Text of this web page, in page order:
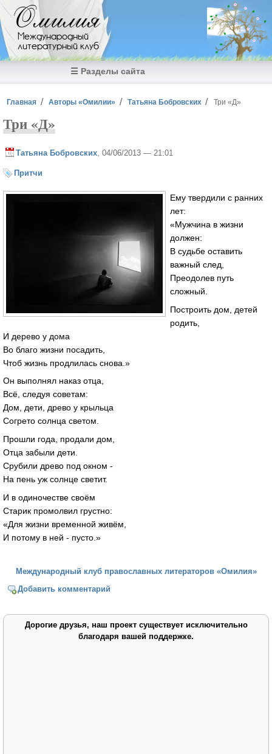
Перейти к основному содержанию
Омилия
Международный
литературный клуб
☰ Разделы сайта
Вы здесь
Главная Авторы «Омилии» Татьяна Бобровских Три «Д»
Три «Д»
Татьяна Бобровских , 04/06/2013 — 21:01
Притчи
Ему твердили с ранних
лет:
«Мужчина в жизни
должен:
В судьбе оставить
важный след,
Преодолев путь
сложный.
Построить дом, детей
родить,
И дерево у дома
Во благо жизни посадить,
Чтоб жизнь продлилась снова.»
Он выполнял наказ отца,
Всё, следуя советам:
Дом, дети, древо у крыльца
Согрето солнца светом.
Прошли года, продали дом,
Отца забыли дети.
Срубили древо под окном -
На пень уж солнце светит.
И в одиночестве своём
Старик промолвил грустно:
«Для жизни временной живём,
И потому в ней - пусто.»
Международный клуб православных литераторов «Омилия»
Добавить комментарий
Дорогие друзья, наш проект существует исключительно
благодаря вашей поддержке.